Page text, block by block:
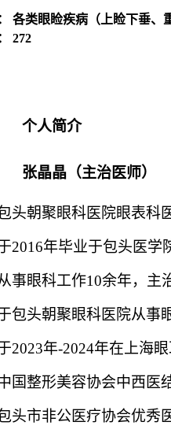
各类眼睑疾病（上睑下垂、
272
个人简介
张晶晶（主治医师）
头朝聚眼科医院眼表科
2016年毕业于包头医学
事眼科工作10余年，主
包头朝聚眼科医院从事
2023年-2024年在上海
国整形美容协会中西医
头市非公医疗协会优秀